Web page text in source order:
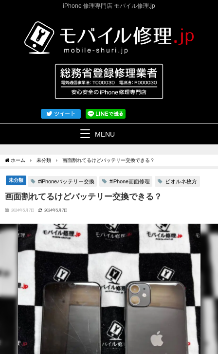
iPhone 修理専門店 モバイル修理.jp
MENU
ホーム 未分類 画面割れてるけどバッテリー交換できる？
未分類 #iPhoneバッテリー交換 #iPhone画面修理 ビオルネ枚方
画面割れてるけどバッテリー交換できる？
2024年5月7日 2024年5月7日